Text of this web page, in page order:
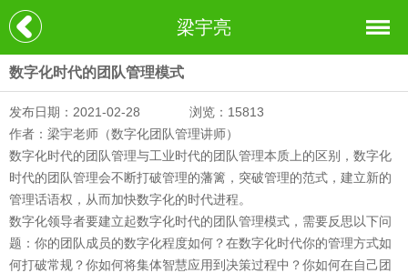
梁宇亮
数字化时代的团队管理模式
发布日期：2021-02-28
浏览：15813
作者：梁宇老师（数字化团队管理讲师）
数字化时代的团队管理与工业时代的团队管理本质上的区别，数字化
时代的团队管理会不断打破管理的藩篱，突破管理的范式，建立新的
管理话语权，从而加快数字化的时代进程。
数字化领导者要建立起数字化时代的团队管理模式，需要反思以下问
题：你的团队成员的数字化程度如何？在数字化时代你的管理方式如
何打破常规？你如何将集体智慧应用到决策过程中？你如何在自己团